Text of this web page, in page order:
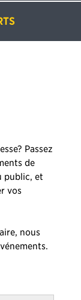
Passez
de
public, et
vos
nous